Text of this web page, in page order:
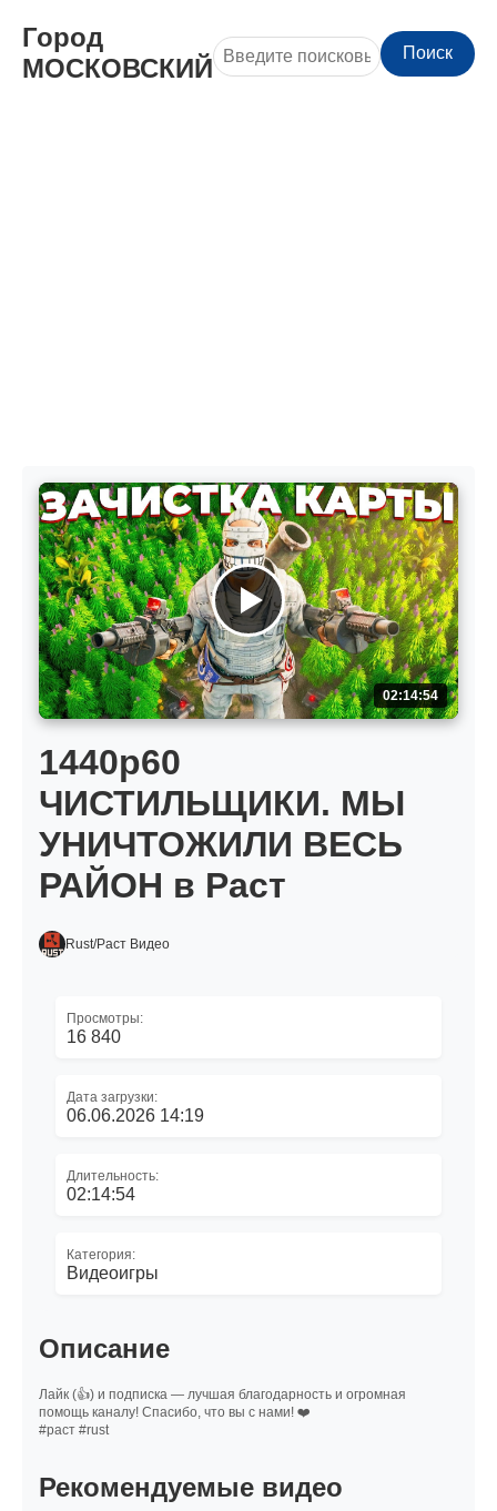
Город
МОСКОВСКИЙ
Поиск
02:14:54
1440р60
ЧИСТИЛЬЩИКИ. МЫ
УНИЧТОЖИЛИ ВЕСЬ
РАЙОН в Раст
Rust/Раст Видео
Просмотры:
16 840
Дата загрузки:
06.06.2026 14:19
Длительность:
02:14:54
Категория:
Видеоигры
Описание
Лайк (👍) и подписка — лучшая благодарность и огромная
помощь каналу! Спасибо, что вы с нами! ❤️
#раст #rust
Рекомендуемые видео